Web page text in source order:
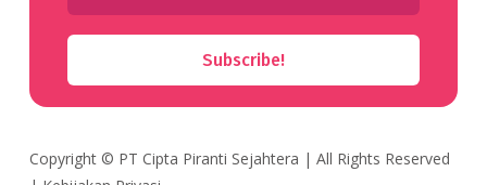
Subscribe!
Copyright © PT Cipta Piranti Sejahtera | All Rights Reserved